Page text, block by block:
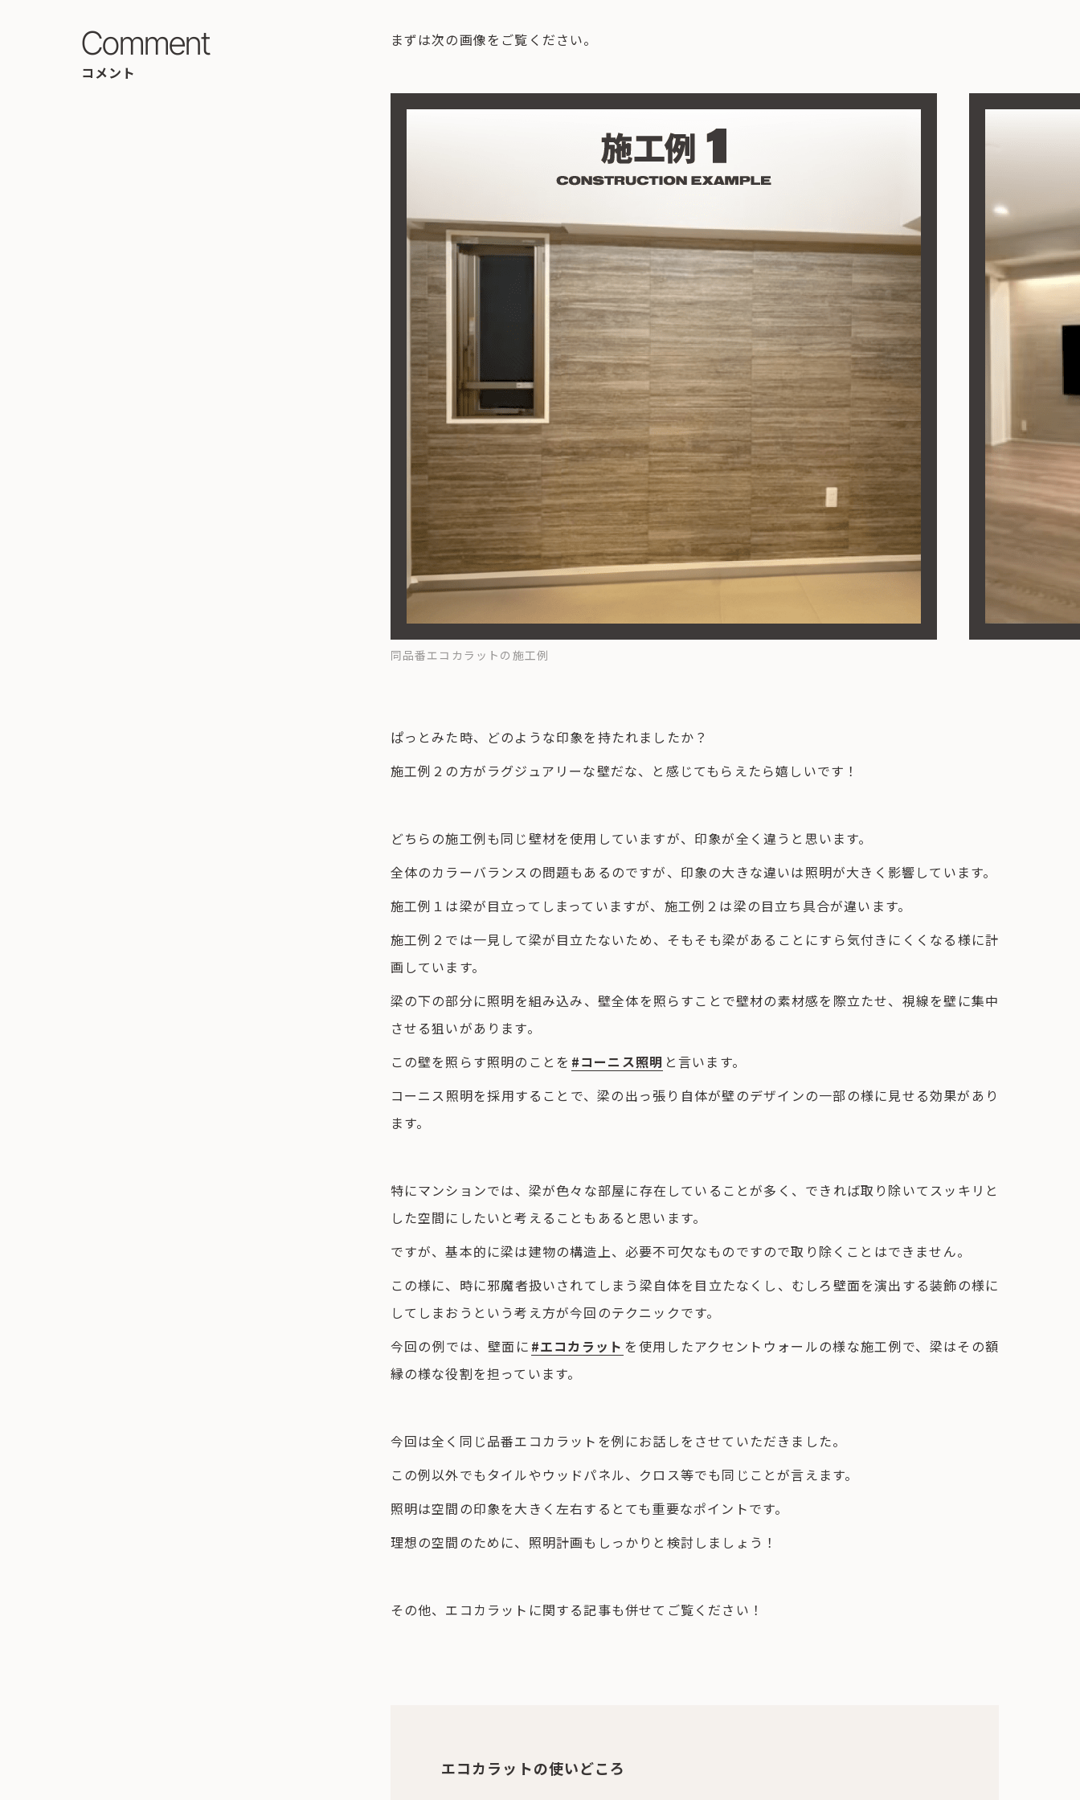
Comment
コメント
まずは次の画像をご覧ください。
同品番エコカラットの施工例
ぱっとみた時、どのような印象を持たれましたか？
施工例２の方がラグジュアリーな壁だな、と感じてもらえたら嬉しいです！
どちらの施工例も同じ壁材を使用していますが、印象が全く違うと思います。
全体のカラーバランスの問題もあるのですが、印象の大きな違いは照明が大きく影響しています。
施工例１は梁が目立ってしまっていますが、施工例２は梁の目立ち具合が違います。
施工例２では一見して梁が目立たないため、そもそも梁があることにすら気付きにくくなる様に計
画しています。
梁の下の部分に照明を組み込み、壁全体を照らすことで壁材の素材感を際立たせ、視線を壁に集中
させる狙いがあります。
この壁を照らす照明のことを #コーニス照明 と言います。
コーニス照明を採用することで、梁の出っ張り自体が壁のデザインの一部の様に見せる効果があり
ます。
特にマンションでは、梁が色々な部屋に存在していることが多く、できれば取り除いてスッキリと
した空間にしたいと考えることもあると思います。
ですが、基本的に梁は建物の構造上、必要不可欠なものですので取り除くことはできません。
この様に、時に邪魔者扱いされてしまう梁自体を目立たなくし、むしろ壁面を演出する装飾の様に
してしまおうという考え方が今回のテクニックです。
今回の例では、壁面に #エコカラット を使用したアクセントウォールの様な施工例で、梁はその額
縁の様な役割を担っています。
今回は全く同じ品番エコカラットを例にお話しをさせていただきました。
この例以外でもタイルやウッドパネル、クロス等でも同じことが言えます。
照明は空間の印象を大きく左右するとても重要なポイントです。
理想の空間のために、照明計画もしっかりと検討しましょう！
その他、エコカラットに関する記事も併せてご覧ください！
エコカラットの使いどころ